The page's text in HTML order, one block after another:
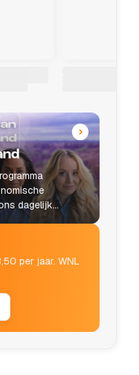
dagelijks
per jaar. WNL